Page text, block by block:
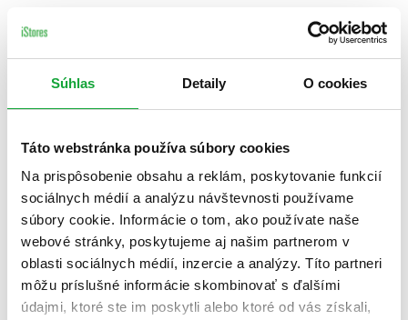
Súhlas Detaily O cookies
Táto webstránka používa súbory cookies
Na prispôsobenie obsahu a reklám, poskytovanie funkcií
sociálnych médií a analýzu návštevnosti používame
súbory cookie. Informácie o tom, ako používate naše
webové stránky, poskytujeme aj našim partnerom v
oblasti sociálnych médií, inzercie a analýzy. Títo partneri
môžu príslušné informácie skombinovať s ďalšími
údajmi, ktoré ste im poskytli alebo ktoré od vás získali,